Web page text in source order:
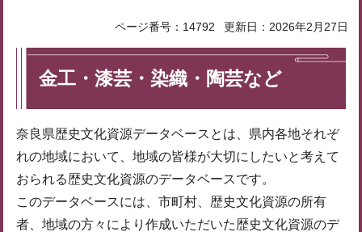
ページ番号：14792 更新日：2026年2月27日
金工・漆芸・染織・陶芸など
奈良県歴史文化資源データベースとは、県内各地それぞ
れの地域において、地域の皆様が大切にしたいと考えて
おられる歴史文化資源のデータベースです。
このデータベースには、市町村、歴史文化資源の所有
者、地域の方々により作成いただいた歴史文化資源のデ